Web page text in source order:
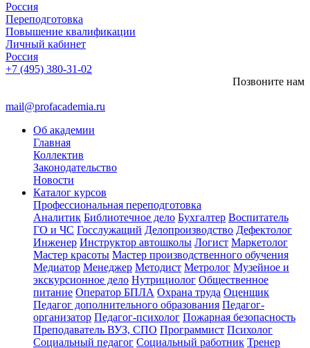
Россия
Переподготовка
Повышение квалификации
Личный кабинет
Россия
+7 (495) 380-31-02
Позвоните нам
mail@profacademia.ru
Об академии
Главная
Коллектив
Законодательство
Новости
Каталог курсов
Профессиональная переподготовка
Аналитик Библиотечное дело Бухгалтер Воспитатель
ГО и ЧС Госслужащий Делопроизводство Дефектолог
Инженер Инструктор автошколы Логист Маркетолог
Мастер красоты Мастер производственного обучения
Медиатор Менеджер Методист Метролог Музейное и
экскурсионное дело Нутрициолог Общественное
питание Оператор БПЛА Охрана труда Оценщик
Педагог дополнительного образования Педагог-
организатор Педагог-психолог Пожарная безопасность
Преподаватель ВУЗ, СПО Программист Психолог
Социальный педагог Социальный работник Тренер